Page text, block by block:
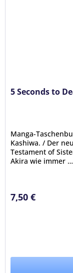
5 Seconds to
Manga-
Kashiwa. / Der
Testament of
Akira wie immer
7,50 €